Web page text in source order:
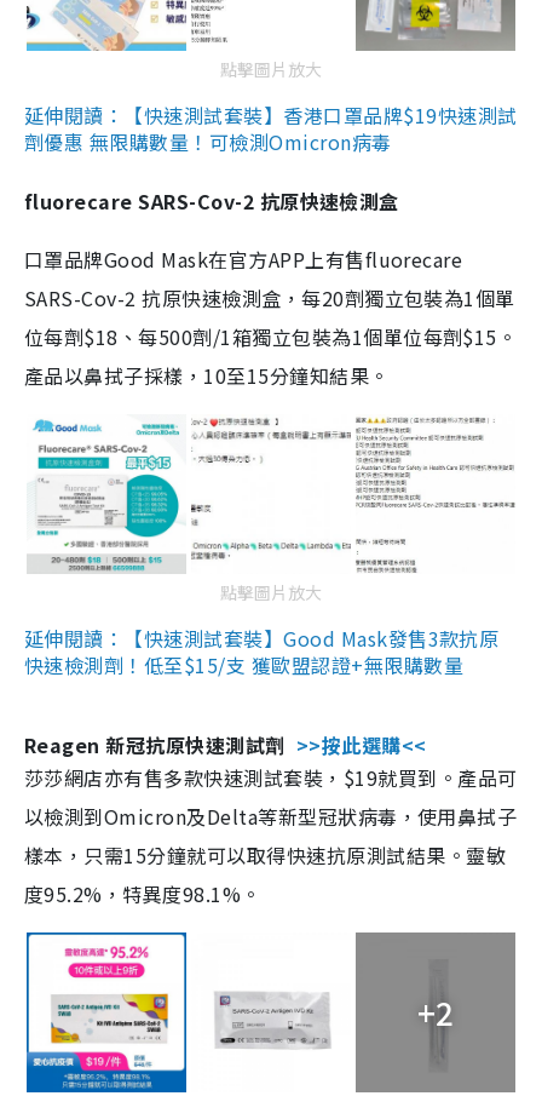
點擊圖片放大
延伸閱讀：【快速測試套裝】香港口罩品牌$19快速測試
劑優惠 無限購數量！可檢測Omicron病毒
fluorecare SARS-Cov-2 抗原快速檢測盒
口罩品牌Good Mask在官方APP上有售fluorecare
SARS-Cov-2 抗原快速檢測盒，每20劑獨立包裝為1個單
位每劑$18、每500劑/1箱獨立包裝為1個單位每劑$15。
產品以鼻拭子採樣，10至15分鐘知結果。
點擊圖片放大
延伸閱讀：【快速測試套裝】Good Mask發售3款抗原
快速檢測劑！低至$15/支 獲歐盟認證+無限購數量
Reagen 新冠抗原快速測試劑 >>按此選購<<
莎莎網店亦有售多款快速測試套裝，$19就買到。產品可
以檢測到Omicron及Delta等新型冠狀病毒，使用鼻拭子
樣本，只需15分鐘就可以取得快速抗原測試結果。靈敏
度95.2%，特異度98.1%。
+2